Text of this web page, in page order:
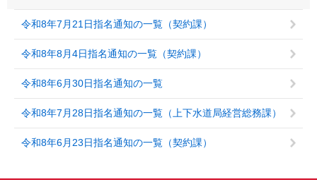
令和8年7月21日指名通知の一覧（契約課）
令和8年8月4日指名通知の一覧（契約課）
令和8年6月30日指名通知の一覧
令和8年7月28日指名通知の一覧（上下水道局経営総務課）
令和8年6月23日指名通知の一覧（契約課）